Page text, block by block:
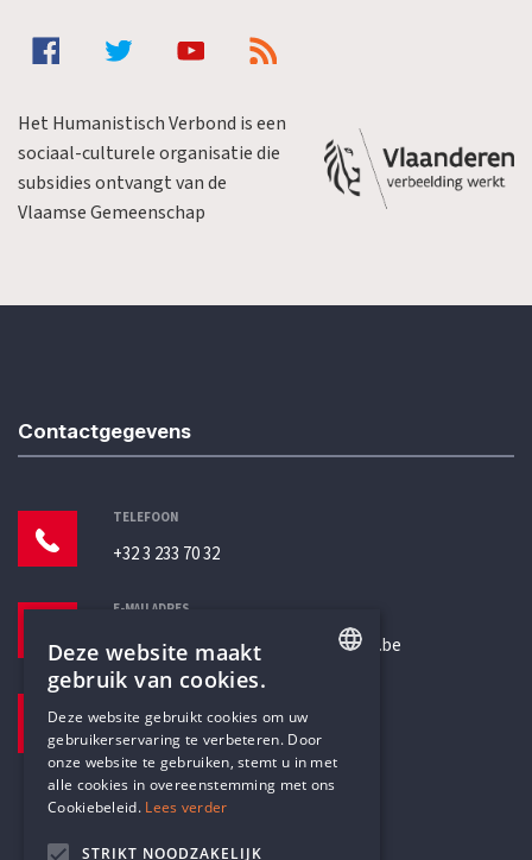
Het Humanistisch Verbond is een
sociaal-culturele organisatie die
subsidies ontvangt van de
Vlaamse Gemeenschap
Contactgegevens
TELEFOON
+32 3 233 70 32
E-MAILADRES
secretariaat@humanistischverbond.be
Pottenbrug 4
Antwerpen, 2000
DUTCH
Deze website maakt
gebruik van cookies.
Deze website gebruikt cookies om uw
gebruikerservaring te verbeteren. Door
onze website te gebruiken, stemt u in met
alle cookies in overeenstemming met ons
Cookiebeleid. Lees verder
STRIKT NOODZAKELIJK